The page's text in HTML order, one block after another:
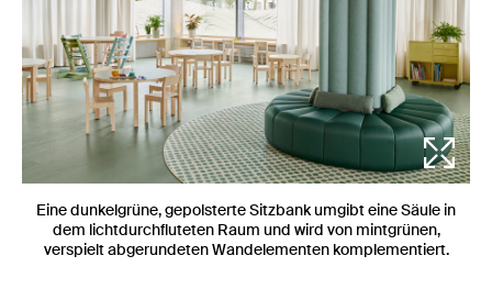
Eine dunkelgrüne, gepolsterte Sitzbank umgibt eine Säule in
dem lichtdurchfluteten Raum und wird von mintgrünen,
verspielt abgerundeten Wandelementen komplementiert.